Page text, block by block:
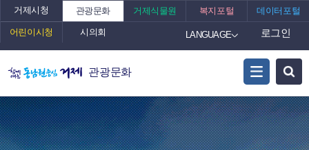
거제시청 관광문화 거제식물원 복지포털 데이터포털
어린이시청 시의회 LANGUAGE 로그인
관광문화